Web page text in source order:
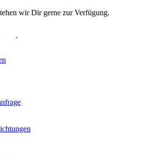
wir Dir gerne zur Verfügung.